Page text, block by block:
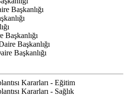
Başkanlığı
Başkanlığı
Başkanlığı
Başkanlığı
Kararları - Eğitim
Kararları - Sağlık